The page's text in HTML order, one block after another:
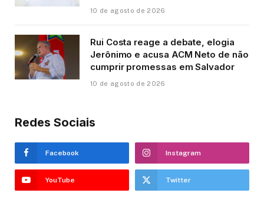
10 de agosto de 2026
Rui Costa reage a debate, elogia
Jerônimo e acusa ACM Neto de não
cumprir promessas em Salvador
10 de agosto de 2026
Redes Sociais
Facebook Instagram
YouTube Twitter